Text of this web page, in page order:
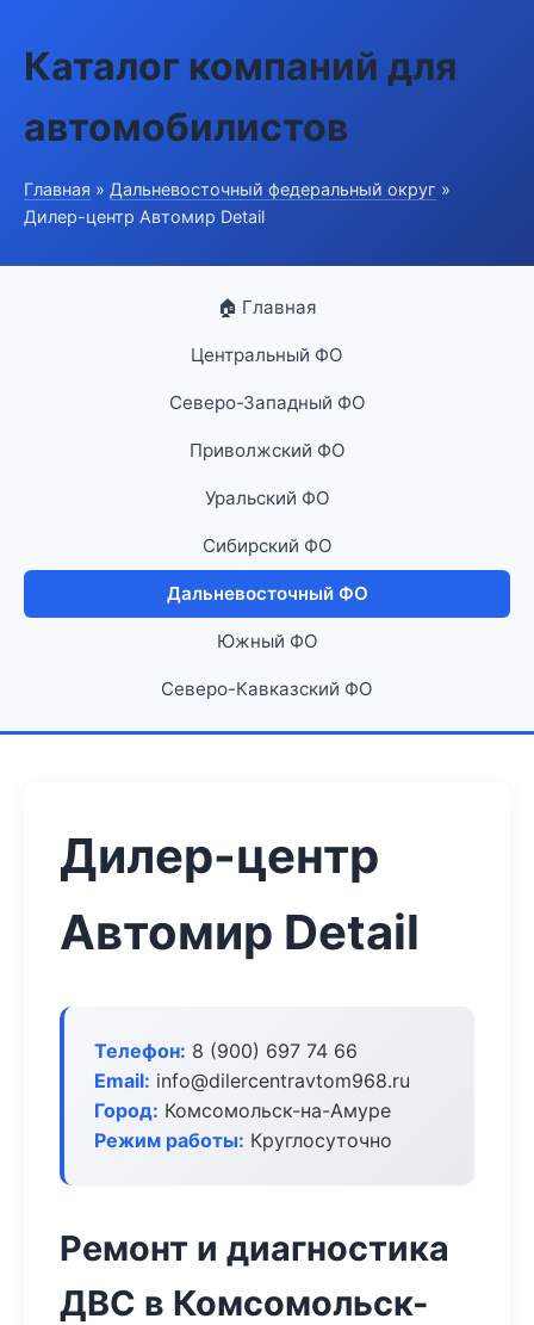
Каталог компаний для
автомобилистов
Главная » Дальневосточный федеральный округ »
Дилер-центр Автомир Detail
🏠 Главная
Центральный ФО
Северо-Западный ФО
Приволжский ФО
Уральский ФО
Сибирский ФО
Дальневосточный ФО
Южный ФО
Северо-Кавказский ФО
Дилер-центр
Автомир Detail
Телефон: 8 (900) 697 74 66
Email: info@dilercentravtom968.ru
Город: Комсомольск-на-Амуре
Режим работы: Круглосуточно
Ремонт и диагностика
ДВС в Комсомольск-